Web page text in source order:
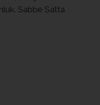
Sabbe Satta